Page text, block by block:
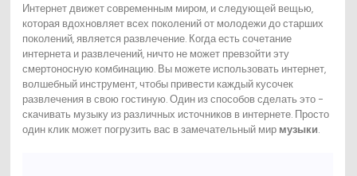
Интернет движет современным миром, и следующей вещью,
которая вдохновляет всех поколений от молодежи до старших
поколений, является развлечение. Когда есть сочетание
интернета и развлечений, ничто не может превзойти эту
смертоносную комбинацию. Вы можете использовать интернет,
волшебный инструмент, чтобы привести каждый кусочек
развлечения в свою гостиную. Один из способов сделать это -
скачивать музыку из различных источников в интернете. Просто
один клик может погрузить вас в замечательный мир музыки.